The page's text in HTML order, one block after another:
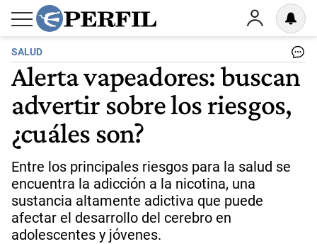
SALUD
Alerta vapeadores: buscan
advertir sobre los riesgos,
¿cuáles son?
Entre los principales riesgos para la salud se
encuentra la adicción a la nicotina, una
sustancia altamente adictiva que puede
afectar el desarrollo del cerebro en
adolescentes y jóvenes.